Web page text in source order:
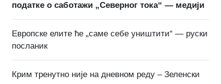
податке о саботажи „Северног тока“ — медији
Европске елите ће „саме себе уништити“ — руски
посланик
Крим тренутно није на дневном реду – Зеленски